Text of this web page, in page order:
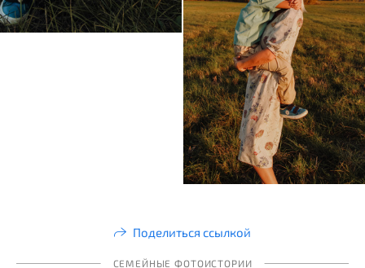
Поделиться ссылкой
СЕМЕЙНЫЕ ФОТОИСТОРИИ